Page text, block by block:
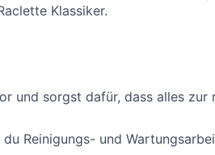
Klassiker.
und sorgst dafür, dass alles zur
Reinigungs- und